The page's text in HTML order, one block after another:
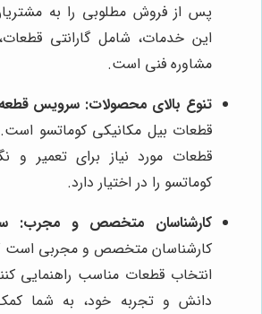
پس از فروش مطلوبی را به
این خدمات، شامل گارانتی
مشاوره فنی است.
تنوع بالای محصولات: سرویس
قطعات بیل مکانیکی کوماتسو است.
قطعات مورد نیاز برای تعمیر و
کوماتسو را در اختیار دارد.
کارشناسان متخصص و مجرب:
کارشناسان متخصص و مجربی است
انتخاب قطعات مناسب راهنمایی
دانش و تجربه خود، به شما